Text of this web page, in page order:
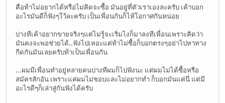
คือท้าไม่อยากได้หรือไม่คิดจะซื้อ มันอยู่ที่ตัวเราเองละครับ เค้าบอก
อะไรมันดีก็ฟังๆใว้ละครับ เป็นเพื่อนกันก็ไห้โอกาศกันหน่อย
บ่างทีเค้าอยากขายจริงๆแต่ไม่รู้จะเริ่มไงก็มาลงทีเพื่อนเพราะคิดว่า
มันคงจะพอช่วยได้..ฟังไปเหอะแต่ท้าไม่ซื้อก็บอกตรงๆอย่าไปหาทาง
กีดกันมันเลยครับท้าเป็นเพื่อนกัน
...ผมมีเพื่อนทำอยู่หลายคนบ่างทีผมก็ไปฟังนะ แต่ผมไม่ได้ซื้อหรือ
สมัครสักอัน เพราะแค่ผมไม่ชอบและไม่อยากทำ ก็บอกมันแค่นี่ แต่มี
อะไรดีๆก็เล่าสู่กันฟังได้ครับ